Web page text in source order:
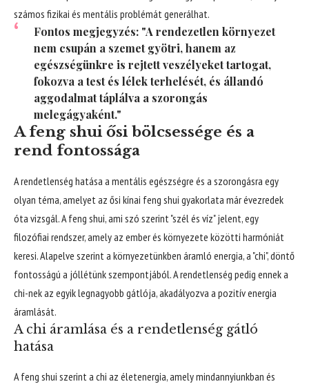
számos fizikai és mentális problémát generálhat.
Fontos megjegyzés: "A rendezetlen környezet
nem csupán a szemet gyötri, hanem az
egészségünkre is rejtett veszélyeket tartogat,
fokozva a test és lélek terhelését, és állandó
aggodalmat táplálva a szorongás
melegágyaként."
A feng shui ősi bölcsessége és a
rend fontossága
A rendetlenség hatása a mentális egészségre és a szorongásra egy
olyan téma, amelyet az ősi kínai feng shui gyakorlata már évezredek
óta vizsgál. A feng shui, ami szó szerint "szél és víz" jelent, egy
filozófiai rendszer, amely az ember és környezete közötti harmóniát
keresi. Alapelve szerint a környezetünkben áramló energia, a "chi", döntő
fontosságú a jóllétünk szempontjából. A rendetlenség pedig ennek a
chi-nek az egyik legnagyobb gátlója, akadályozva a pozitív energia
áramlását.
A chi áramlása és a rendetlenség gátló
hatása
A feng shui szerint a chi az életenergia, amely mindannyiunkban és